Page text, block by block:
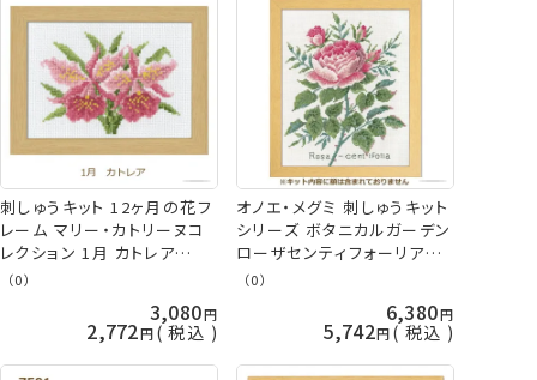
刺しゅうキット 12ヶ月の花フ
レーム マリー・カトリーヌコ
レクション 1月 カトレア
7506 クロスステッチ オリム
（0）
3,080
2,772 税込
オノエ・メグミ 刺しゅうキット
シリーズ ボタニカルガーデン
ローザセンティフォーリア
7504 クロスステッチ olm オ
（0）
6,380
5,742 税込